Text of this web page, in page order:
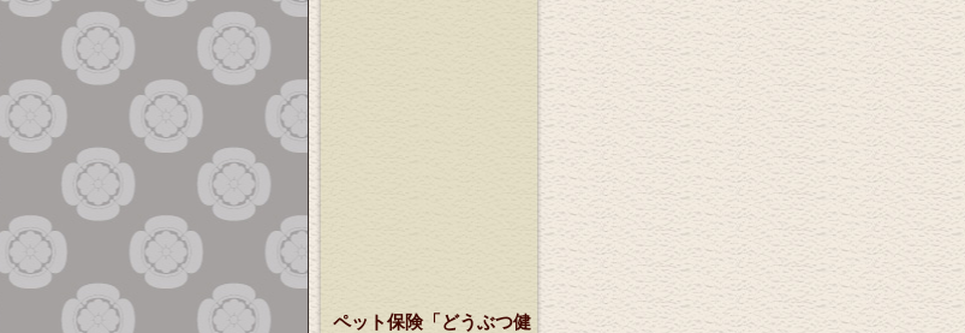
ペット保険「どうぶつ健